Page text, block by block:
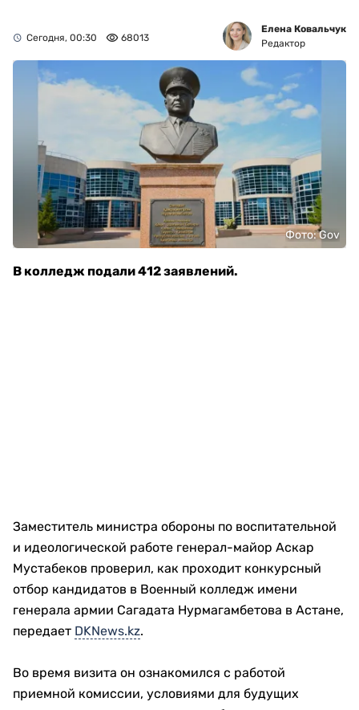
Сегодня, 00:30 68013
Елена Ковальчук
Редактор
Фото: Gov
В колледж подали 412 заявлений.
Заместитель министра обороны по воспитательной
и идеологической работе генерал-майор Аскар
Мустабеков проверил, как проходит конкурсный
отбор кандидатов в Военный колледж имени
генерала армии Сагадата Нурмагамбетова в Астане,
передает DKNews.kz.
Во время визита он ознакомился с работой
приемной комиссии, условиями для будущих